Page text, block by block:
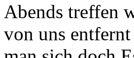
Abends treffen
von uns